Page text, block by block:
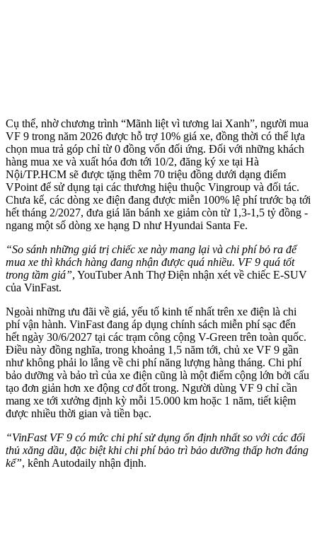
Cụ thể, nhờ chương trình “Mãnh liệt vì tương lai Xanh”, người mua
VF 9 trong năm 2026 được hỗ trợ 10% giá xe, đồng thời có thể lựa
chọn mua trả góp chỉ từ 0 đồng vốn đối ứng. Đối với những khách
hàng mua xe và xuất hóa đơn tới 10/2, đăng ký xe tại Hà
Nội/TP.HCM sẽ được tặng thêm 70 triệu đồng dưới dạng điểm
VPoint để sử dụng tại các thương hiệu thuộc Vingroup và đối tác.
Chưa kể, các dòng xe điện đang được miễn 100% lệ phí trước bạ tới
hết tháng 2/2027, đưa giá lăn bánh xe giảm còn từ 1,3-1,5 tỷ đồng -
ngang một số dòng xe hạng D như Hyundai Santa Fe.
“So sánh những giá trị chiếc xe này mang lại và chi phí bỏ ra để
mua xe thì khách hàng đang nhận được quá nhiều. VF 9 quá tốt
trong tầm giá”, YouTuber Anh Thợ Điện nhận xét về chiếc E-SUV
của VinFast.
Ngoài những ưu đãi về giá, yếu tố kinh tế nhất trên xe điện là chi
phí vận hành. VinFast đang áp dụng chính sách miễn phí sạc đến
hết ngày 30/6/2027 tại các trạm công cộng V-Green trên toàn quốc.
Điều này đồng nghĩa, trong khoảng 1,5 năm tới, chủ xe VF 9 gần
như không phải lo lắng về chi phí năng lượng hàng tháng. Chi phí
bảo dưỡng và bảo trì của xe điện cũng là một điểm cộng lớn bởi cấu
tạo đơn giản hơn xe động cơ đốt trong. Người dùng VF 9 chỉ cần
mang xe tới xưởng định kỳ mỗi 15.000 km hoặc 1 năm, tiết kiệm
được nhiều thời gian và tiền bạc.
“VinFast VF 9 có mức chi phí sử dụng ổn định nhất so với các đối
thủ xăng dầu, đặc biệt khi chi phí bảo trì bảo dưỡng thấp hơn đáng
kể”, kênh Autodaily nhận định.